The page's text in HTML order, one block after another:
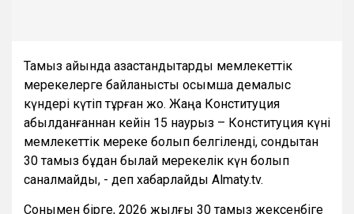
Тамыз айында қазақстандықтарды мемлекеттік
мерекелерге байланысты қосымша демалыс
күндері күтіп тұрған жоқ. Жаңа Конституция
қабылданғаннан кейін 15 наурыз – Конституция күні
мемлекеттік мереке болып белгіленді, сондықтан
30 тамыз бұдан былай мерекелік күн болып
саналмайды, - деп хабарлайды Almaty.tv.
Сонымен бірге, 2026 жылғы 30 тамыз жексенбіге